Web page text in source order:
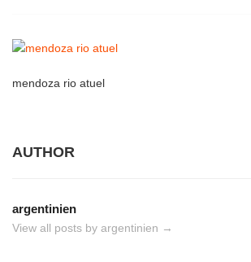
mendoza rio atuel
AUTHOR
argentinien
View all posts by argentinien →